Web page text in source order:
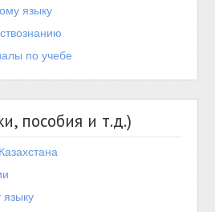
языку
по учебе
пособия и т.д.)
языку